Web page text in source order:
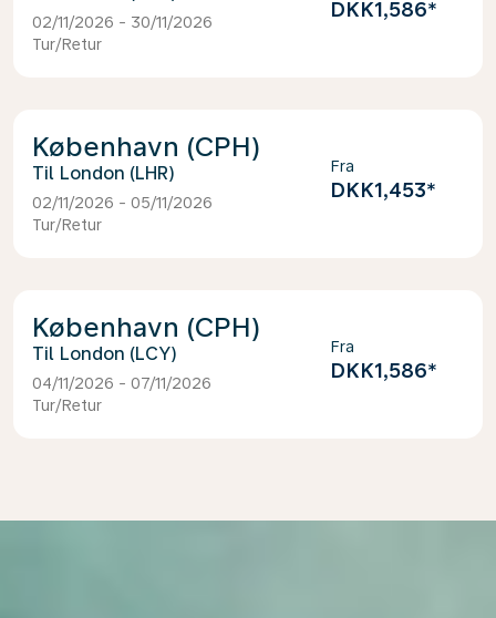
02/11/2026 - 30/11/2026
Tur/Retur
DKK1,586*
København (CPH)
London (LHR)
02/11/2026 - 05/11/2026
Tur/Retur
Fra
DKK1,453*
København (CPH)
London (LCY)
04/11/2026 - 07/11/2026
Tur/Retur
Fra
DKK1,586*